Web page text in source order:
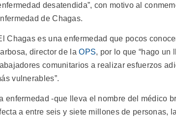
desatendida”, con motivo al
de Chagas.
Chagas es una enfermedad que pocos
director de laOPS, por lo que “hago un
comunitarios a realizar esfuerzos
vulnerables”.
enfermedad -que lleva el nombre del médico
a entre seis y siete millones de personas,